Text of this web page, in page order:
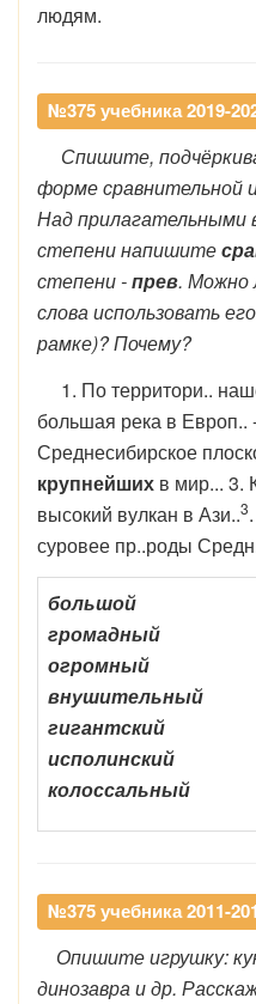
людям.
№375 учебника 2019-
Спишите,
форме сравнительной
Над прилагательными
степени напишите
степени -прев. Можно
слова использовать
рамке)? Почему?
1. По территори..
большая река в Европ..
Среднесибирское
крупнейших в мир... 3.
высокий вулкан в Ази..3
суровее пр..роды
большой
громадный
огромный
внушительный
гигантский
исполинский
колоссальный
№375 учебника 2011-
Опишите игрушку:
динозавра и др.